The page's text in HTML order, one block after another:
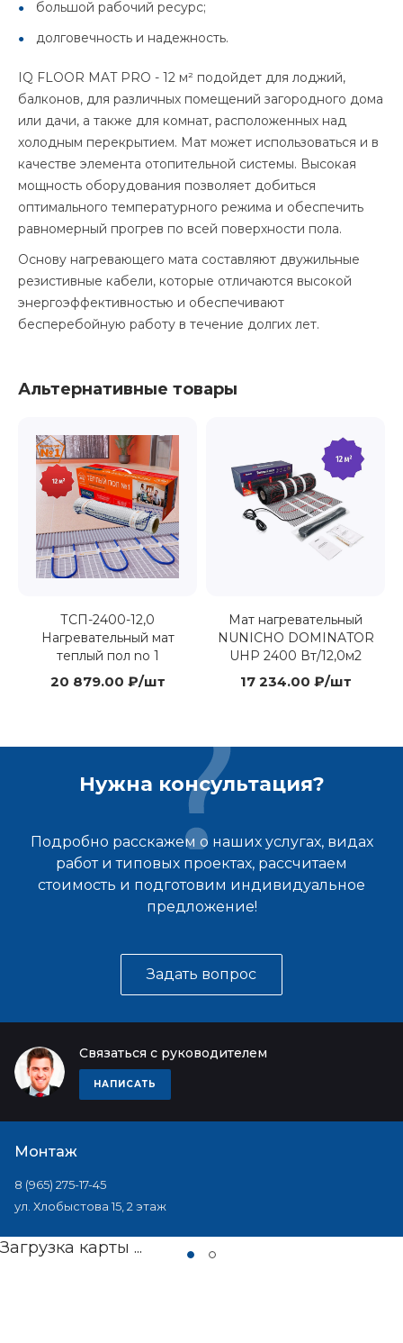
большой рабочий ресурс;
долговечность и надежность.
IQ FLOOR MAT PRO - 12 м² подойдет для лоджий,
балконов, для различных помещений загородного дома
или дачи, а также для комнат, расположенных над
холодным перекрытием. Мат может использоваться и в
качестве элемента отопительной системы. Высокая
мощность оборудования позволяет добиться
оптимального температурного режима и обеспечить
равномерный прогрев по всей поверхности пола.
Основу нагревающего мата составляют двужильные
резистивные кабели, которые отличаются высокой
энергоэффективностью и обеспечивают
бесперебойную работу в течение долгих лет.
Альтернативные товары
ТСП-2400-12,0
Нагревательный мат
теплый пол no 1
20 879.00 ₽/шт
Мат нагревательный
NUNICHO DOMINATOR
UHP 2400 Вт/12,0м2
17 234.00 ₽/шт
Нужна консультация?
Подробно расскажем о наших услугах, видах
работ и типовых проектах, рассчитаем
стоимость и подготовим индивидуальное
предложение!
Задать вопрос
Связаться с руководителем
НАПИСАТЬ
Монтаж
8 (965) 275-17-45
ул. Хлобыстова 15, 2 этаж
Загрузка карты ...